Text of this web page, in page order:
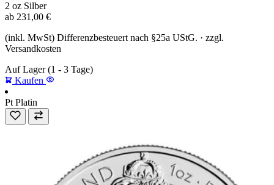
2 oz Silber
ab 231,00 €
(inkl. MwSt) Differenzbesteuert nach §25a UStG. · zzgl.
Versandkosten
Auf Lager (1 - 3 Tage)
Kaufen
Pt Platin